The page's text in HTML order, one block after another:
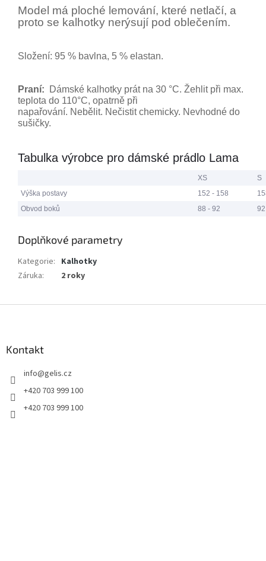
Model má ploché lemování, které netlačí, a
proto se kalhotky nerýsují pod oblečením.
Složení: 95 % bavlna, 5 % elastan.
Praní: Dámské kalhotky prát na 30 °C. Žehlit při max.
teplota do 110°C, opatrně při
napařování. Nebělit. Nečistit chemicky. Nevhodné do
sušičky.
Tabulka výrobce pro dámské prádlo Lama
XS
S
Výška postavy
152 - 158
Obvod boků
88 - 92
Doplňkové parametry
Kategorie: Kalhotky
Záruka: 2 roky
Kontakt
info@gelis.cz
+420 703 999 100
+420 703 999 100